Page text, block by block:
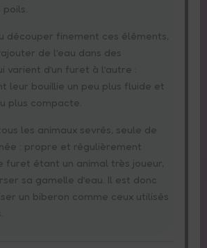
poils.
découper finement ces éléments,
de l’eau dans des
varient d’un furet à l’autre :
leur bouillie un peu plus fluide et
plus compacte.
les animaux sevrés, seule de
: propre et régulièrement
furet étant un animal très joueur,
sa gamelle d’eau. Il est donc
un biberon comme ceux utilisés